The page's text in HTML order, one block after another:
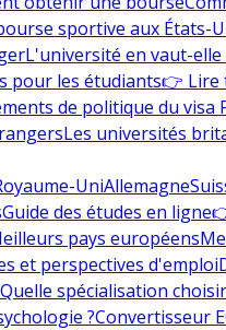
sportive aux États-
L'université en vaut-elle
pour les étudiants👉 Lire
de politique du visa
Les universités
UniAllemagne
Guide des études en ligne
pays européens
et perspectives d'emploi
Quelle spécialisation
?Convertisseur